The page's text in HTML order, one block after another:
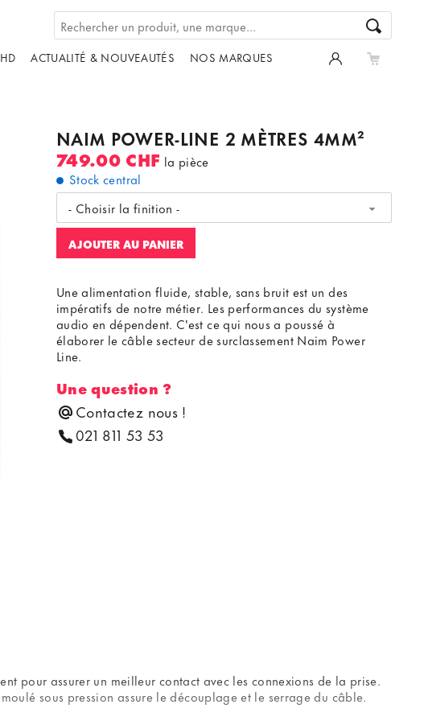
ACTUALITÉ & NOUVEAUTÉS NOS MARQUES
NAIM POWER-LINE 2 MÈTRES 4MM²
749.00 CHF la pièce
Stock central
- Choisir la finition -
AJOUTER AU PANIER
Une alimentation fluide, stable, sans bruit est un des
impératifs de notre métier. Les performances du système
audio en dépendent. C'est ce qui nous a poussé à
élaborer le câble secteur de surclassement Naim Power
Line.
Une question ?
Contactez nous !
021 811 53 53
pour assurer un meilleur contact avec les connexions de la prise.
sous pression assure le découplage et le serrage du câble.